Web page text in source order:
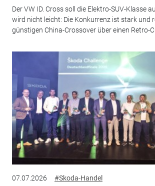
Der VW ID. Cross soll die Elektro-SUV-Klasse
wird nicht leicht: Die Konkurrenz ist stark und
günstigen China-Crossover über einen Retro-
07.07.2026 #Skoda-Handel